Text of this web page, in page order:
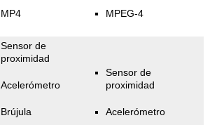
MP4 MPEG-4
Sensor de
proximidad
Acelerómetro
Brújula
Sensor de
proximidad
Acelerómetro